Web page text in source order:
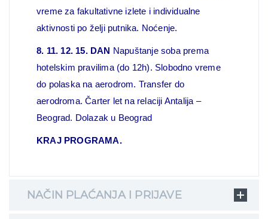
vreme za fakultativne izlete i individualne
aktivnosti po želji putnika. Noćenje.
8. 11. 12. 15. DAN Napuštanje soba prema
hotelskim pravilima (do 12h). Slobodno vreme
do polaska na aerodrom. Transfer do
aerodroma. Čarter let na relaciji Antalija –
Beograd. Dolazak u Beograd
KRAJ PROGRAMA.
NAČIN PLAĆANJA I PRIJAVE